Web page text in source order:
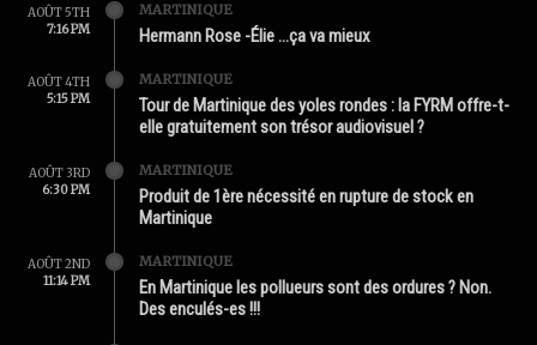
AOÛT 5TH
7:16 PM
MARTINIQUE
Hermann Rose -Élie …ça va mieux
AOÛT 4TH
5:15 PM
MARTINIQUE
Tour de Martinique des yoles rondes : la FYRM offre-t-
elle gratuitement son trésor audiovisuel ?
AOÛT 3RD
6:30 PM
MARTINIQUE
Produit de 1ère nécessité en rupture de stock en
Martinique
AOÛT 2ND
11:14 PM
MARTINIQUE
En Martinique les pollueurs sont des ordures ? Non.
Des enculés-es !!!